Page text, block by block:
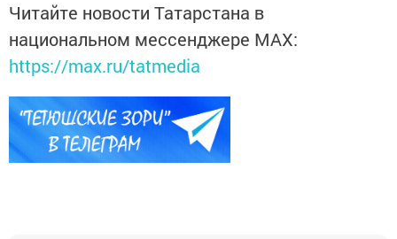
Читайте новости Татарстана в
национальном мессенджере MАХ:
https://max.ru/tatmedia